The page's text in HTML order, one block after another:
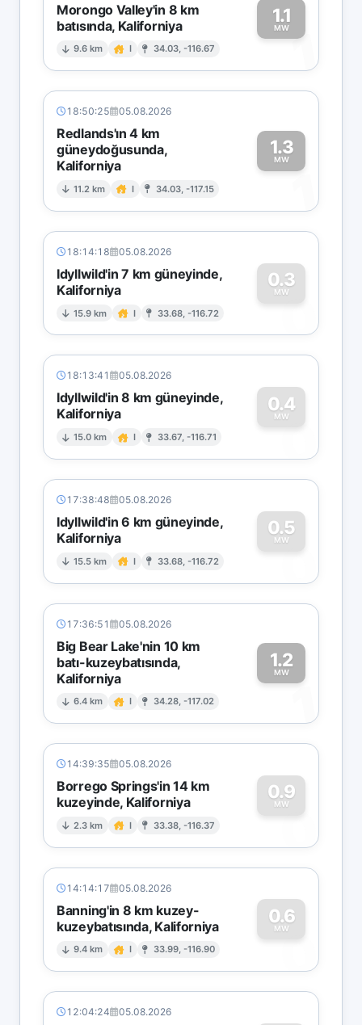
Morongo Valley'in 8 km
batısında, Kaliforniya
9.6 km I 34.03, -116.67
1.1
MW1
18:50:25 05.08.2026
Redlands'ın 4 km
güneydoğusunda,
Kaliforniya
11.2 km I 34.03, -117.15
1.3
MW
1
18:14:18 05.08.2026
Idyllwild'in 7 km güneyinde,
Kaliforniya
15.9 km I 33.68, -116.72
0.3
MW
0
18:13:41 05.08.2026
Idyllwild'in 8 km güneyinde,
Kaliforniya
15.0 km I 33.67, -116.71
0.4
MW
0
17:38:48 05.08.2026
Idyllwild'in 6 km güneyinde,
Kaliforniya
15.5 km I 33.68, -116.72
0.5
MW
0
17:36:51 05.08.2026
Big Bear Lake'nin 10 km
batı-kuzeybatısında,
Kaliforniya
6.4 km I 34.28, -117.02
1.2
MW
1
14:39:35 05.08.2026
Borrego Springs'in 14 km
kuzeyinde, Kaliforniya
2.3 km I 33.38, -116.37
0.9
MW
0
14:14:17 05.08.2026
Banning'in 8 km kuzey-
kuzeybatısında, Kaliforniya
9.4 km I 33.99, -116.90
0.6
MW
0
12:04:24 05.08.2026